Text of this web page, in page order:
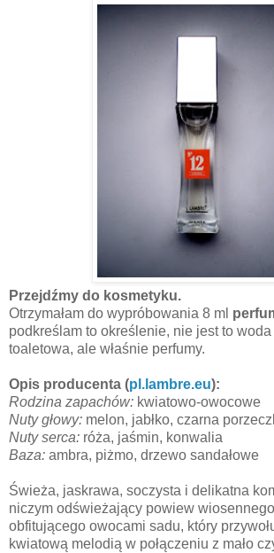
Przejdźmy do kosmetyku.
Otrzymałam do wypróbowania 8 ml
podkreślam to określenie, nie jest to
toaletowa, ale właśnie perfumy.
Opis producenta (pl.lambre.eu):
Rodzina zapachów: kwiatowo-owocowe
Nuty głowy: melon, jabłko, czarna
Nuty serca: róża, jaśmin, konwalia
Baza: ambra, piżmo, drzewo sandałowe
Świeża, jaskrawa, soczysta i delikatna
niczym odświeżający powiew
obfitującego owocami sadu, który
kwiatową melodią w połączeniu z mało